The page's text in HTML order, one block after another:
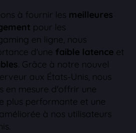
à fournir les meilleures
pour les
en ligne, nous
d'une faible latence et
. Grâce à notre nouvel
aux États-Unis, nous
en mesure d'offrir une
plus performante et une
à nos utilisateurs